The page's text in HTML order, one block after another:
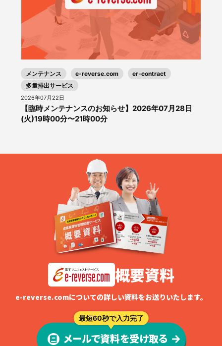
メンテナンス e-reverse.com
er-contract
多量排出サービス
2026年07月22日
【臨時メンテナンスのお知らせ】2026年07月28日
(火)19時00分〜21時00分
概要資料
e-reverse.comについての詳しい資料をお送りいたします。
最短60秒で入力完了
メールで資料を受け取る